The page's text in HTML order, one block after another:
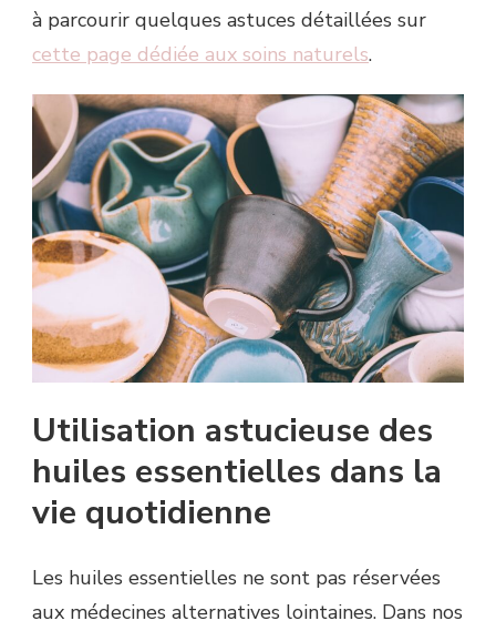
à parcourir quelques astuces détaillées sur
cette page dédiée aux soins naturels.
Utilisation astucieuse des
huiles essentielles dans la
vie quotidienne
Les huiles essentielles ne sont pas réservées
aux médecines alternatives lointaines. Dans nos